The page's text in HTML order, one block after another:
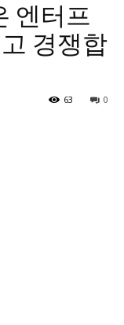
엔터프
경쟁합
0
63